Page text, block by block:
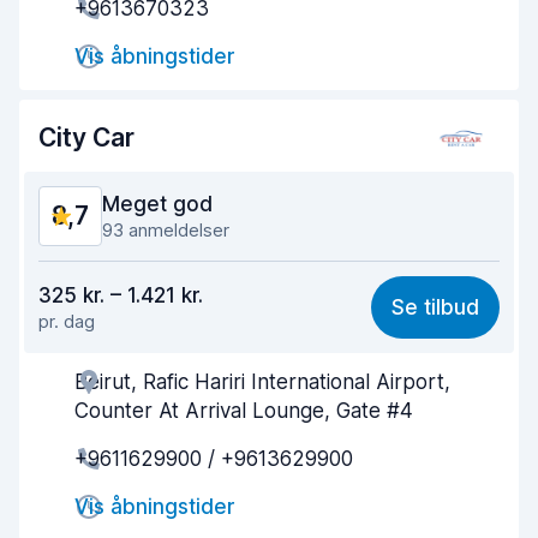
Afhentningshastighed
Afleveringshastighed
+9613670323
Vis åbningstider
City Car
8,7 Meget god
93 anmeldelser
7,8
Nemt at finde 9,1
Agentens hjælpsomhed
325 kr. – 1.421 kr.
pr. dag
Se tilbud
Beirut, Rafic Hariri International Airport,
Counter At Arrival Lounge, Gate #4
+9611629900 / +9613629900
Vis åbningstider